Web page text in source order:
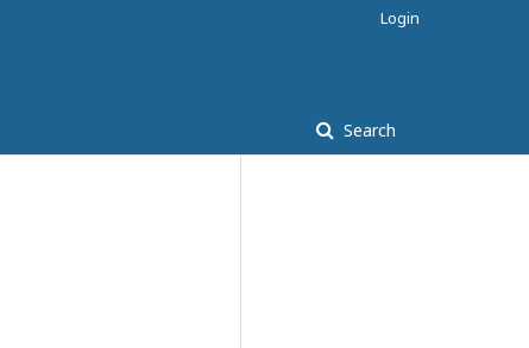
Search
Login